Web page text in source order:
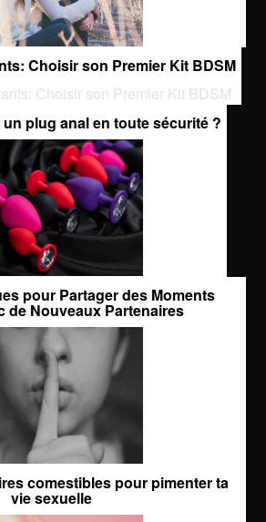
Choisir son Premier Kit BDSM
plug anal en toute sécurité ?
pour Partager des Moments
de Nouveaux Partenaires
comestibles pour pimenter ta
vie sexuelle